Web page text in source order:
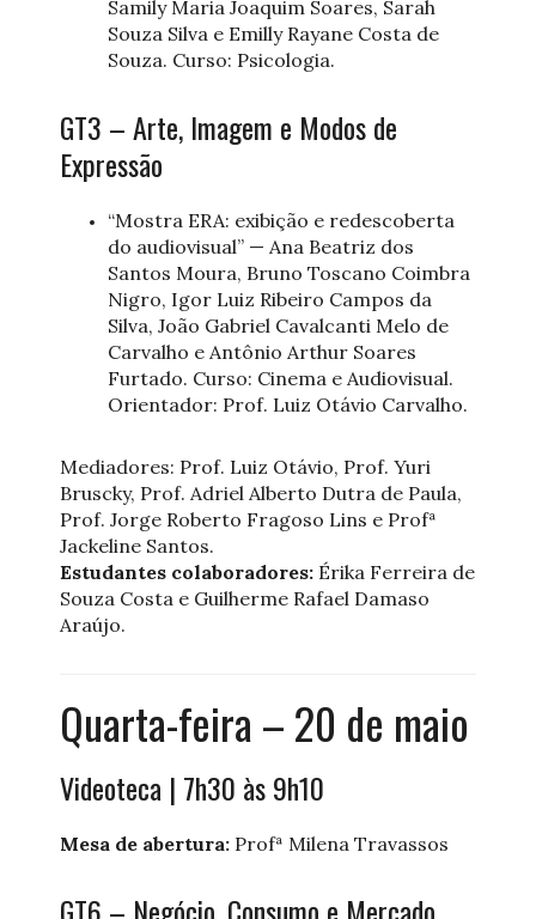
Samily Maria Joaquim Soares, Sarah
Souza Silva e Emilly Rayane Costa de
Souza. Curso: Psicologia.
GT3 – Arte, Imagem e Modos de
Expressão
“Mostra ERA: exibição e redescoberta
do audiovisual” — Ana Beatriz dos
Santos Moura, Bruno Toscano Coimbra
Nigro, Igor Luiz Ribeiro Campos da
Silva, João Gabriel Cavalcanti Melo de
Carvalho e Antônio Arthur Soares
Furtado. Curso: Cinema e Audiovisual.
Orientador: Prof. Luiz Otávio Carvalho.
Mediadores: Prof. Luiz Otávio, Prof. Yuri
Bruscky, Prof. Adriel Alberto Dutra de Paula,
Prof. Jorge Roberto Fragoso Lins e Profª
Jackeline Santos.
Estudantes colaboradores: Érika Ferreira de
Souza Costa e Guilherme Rafael Damaso
Araújo.
Quarta-feira – 20 de maio
Videoteca | 7h30 às 9h10
Mesa de abertura: Profª Milena Travassos
GT6 – Negócio, Consumo e Mercado